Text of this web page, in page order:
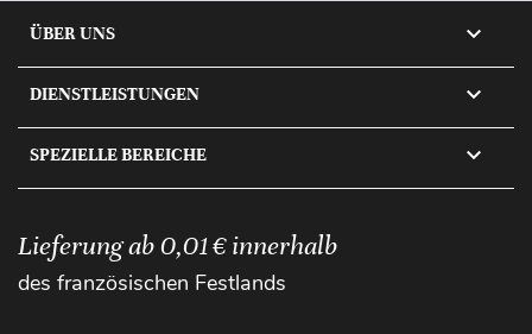
ÜBER UNS 
DIENSTLEISTUNGEN 
SPEZIELLE BEREICHE 
Lieferung ab 0,01 € innerhalb
des französischen Festlands